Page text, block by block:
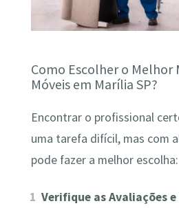
Como Escolher o Melhor
Móveis em Marília SP?
Encontrar o profissional
uma tarefa difícil, mas com
pode fazer a melhor escolha:
Verifique as Avaliações